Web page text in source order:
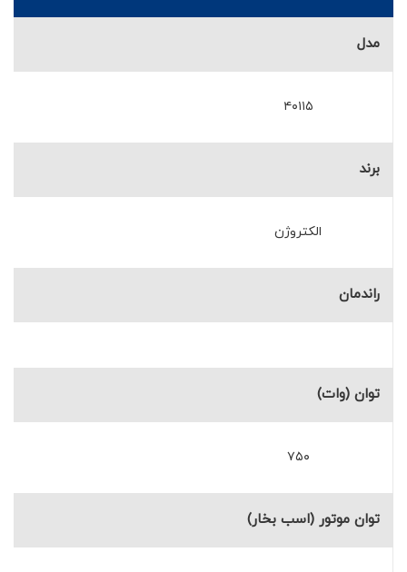
مدل
۴۰۱۱۵
برند
الکتروژن
راندمان
توان (وات)
۷۵۰
توان موتور (اسب بخار)